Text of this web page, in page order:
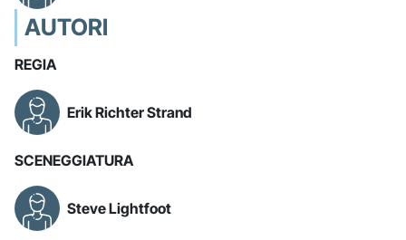
AUTORI
REGIA
Erik Richter Strand
SCENEGGIATURA
Steve Lightfoot